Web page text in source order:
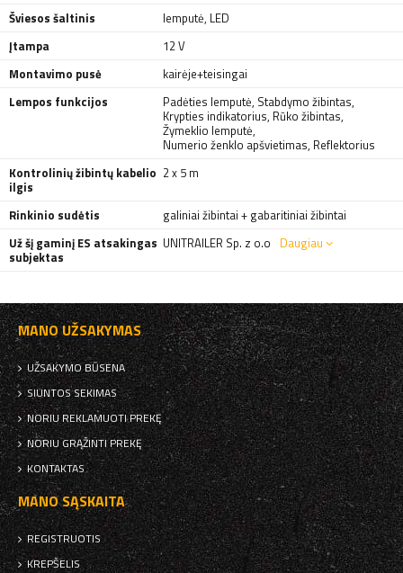
Šviesos šaltinis
lemputė, LED
Įtampa
12 V
Montavimo pusė
kairėje+teisingai
Lempos funkcijos
Padėties lemputė, Stabdymo žibintas,
Krypties indikatorius, Rūko žibintas,
Žymeklio lemputė,
Numerio ženklo apšvietimas, Reflektorius
Kontrolinių žibintų kabelio
ilgis
2 x 5 m
Rinkinio sudėtis
galiniai žibintai + gabaritiniai žibintai
Už šį gaminį ES atsakingas
subjektas
UNITRAILER Sp. z o.o Daugiau
MANO UŽSAKYMAS
UŽSAKYMO BŪSENA
SIUNTOS SEKIMAS
NORIU REKLAMUOTI PREKĘ
NORIU GRĄŽINTI PREKĘ
KONTAKTAS
MANO SĄSKAITA
REGISTRUOTIS
KREPŠELIS